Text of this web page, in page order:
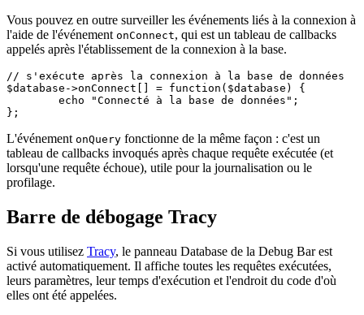
Vous pouvez en outre surveiller les événements liés à la connexion à
l'aide de l'événement onConnect, qui est un tableau de callbacks
appelés après l'établissement de la connexion à la base.
// s'exécute après la connexion à la base de données
$database->onConnect[] = function($database) {
L'événement onQuery fonctionne de la même façon : c'est un
tableau de callbacks invoqués après chaque requête exécutée (et
lorsqu'une requête échoue), utile pour la journalisation ou le
profilage.
Barre de débogage Tracy
Si vous utilisez Tracy, le panneau Database de la Debug Bar est
activé automatiquement. Il affiche toutes les requêtes exécutées,
leurs paramètres, leur temps d'exécution et l'endroit du code d'où
elles ont été appelées.